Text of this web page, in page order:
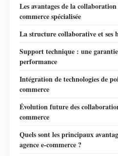
Les avantages de la collaboration
commerce spécialisée
La structure collaborative et ses
Support technique : une
performance
Intégration de technologies de
commerce
Évolution future des
commerce
Quels sont les principaux
agence e-commerce ?